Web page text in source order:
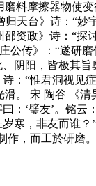
磨料摩擦器物使
归天台》诗：“妙
邵资政》诗：“探
公传》：“遂研磨
阴阳，皆极其旨
诗：“惟君洞视见
滑。 宋 陶谷 《清
‘璧友’。铭云
寒，非友而谁？
作，而工於研磨。